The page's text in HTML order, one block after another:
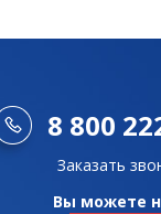
8 800
Заказать
Вы можете